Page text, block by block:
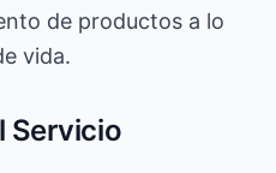
de productos a lo
vida.
Servicio